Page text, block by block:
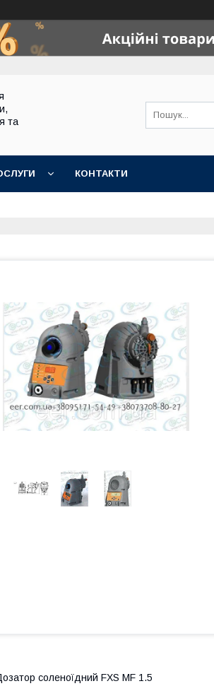
та
КОНТАКТИ
соленоїдний FXS MF 1.5